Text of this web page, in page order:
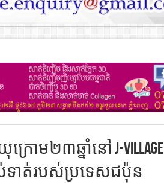
រោម២៣ឆ្នាំនៅ J-Village
ាត់របស់ប្រទេសជប៉ុន